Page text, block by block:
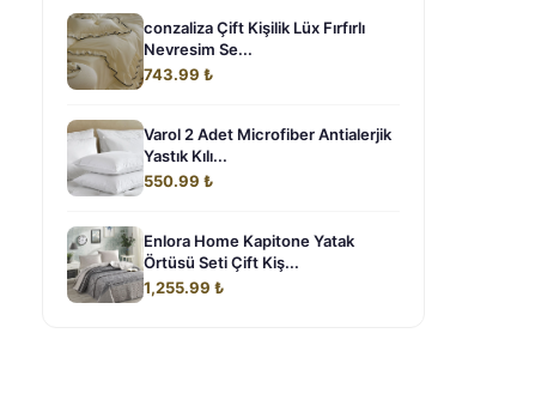
conzaliza Çift Kişilik Lüx Fırfırlı
Nevresim Se...
743.99 ₺
Varol 2 Adet Microfiber Antialerjik
Yastık Kılı...
550.99 ₺
Enlora Home Kapitone Yatak
Örtüsü Seti Çift Kiş...
1,255.99 ₺